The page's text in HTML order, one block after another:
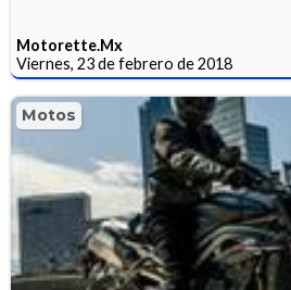
Motorette.Mx
Viernes, 23 de febrero de 2018
Motos